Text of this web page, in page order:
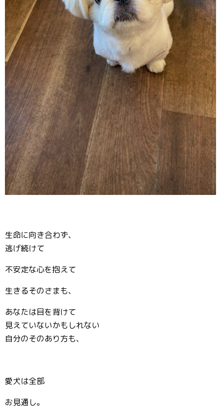
生命に向き合わず、
逃げ続けて
不安定な心を抱えて
生きるそのさまも、
あなたは目を背けて
見えていないかもしれない
自分のそのあり方も、
愛犬は全部
お見通し。